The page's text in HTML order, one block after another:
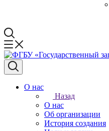
О нас
Назад
О нас
Об организации
История создания